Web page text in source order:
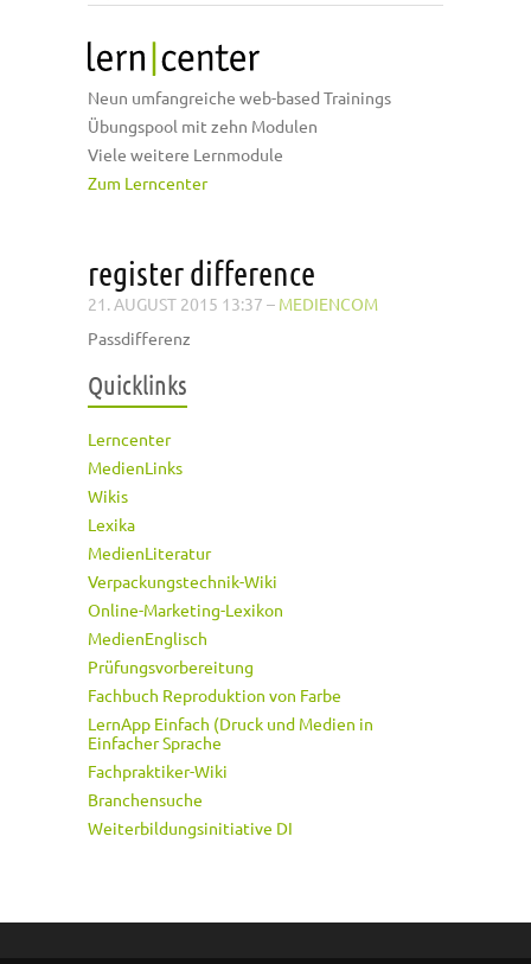
Neun umfangreiche web-based Trainings
Übungspool mit zehn Modulen
Viele weitere Lernmodule
Zum Lerncenter
register difference
21. AUGUST 2015 13:37 – MEDIENCOM
Passdifferenz
Quicklinks
Lerncenter
MedienLinks
Wikis
Lexika
MedienLiteratur
Verpackungstechnik-Wiki
Online-Marketing-Lexikon
MedienEnglisch
Prüfungsvorbereitung
Fachbuch Reproduktion von Farbe
LernApp Einfach (Druck und Medien in
Einfacher Sprache
Fachpraktiker-Wiki
Branchensuche
Weiterbildungsinitiative DI